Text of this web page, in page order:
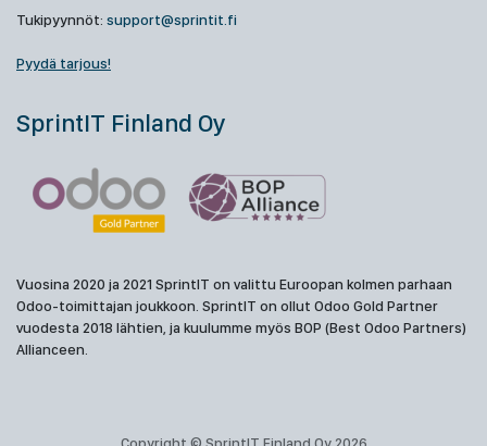
Tukipyynnöt: support@sprintit.fi
Pyydä tarjous!
SprintIT Finland Oy
Vuosina 2020 ja 2021 SprintIT on valittu Euroopan kolmen parhaan
Odoo-toimittajan joukkoon. SprintIT on ollut Odoo Gold Partner
vuodesta 2018 lähtien, ja kuulumme myös BOP (Best Odoo Partners)
Allianceen.
Copyright © SprintIT Finland Oy 2026